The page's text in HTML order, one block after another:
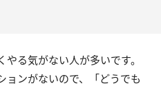
る気がない人が多いです。
ョンがないので、「どうでも